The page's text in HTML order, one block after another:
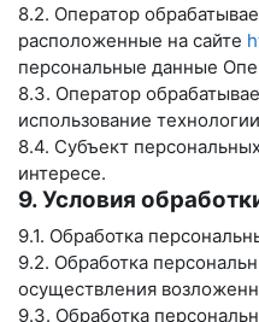
8.2. Оператор
расположенные на сайте
персональные данные
8.3. Оператор
использование
8.4. Субъект
интересе.
9. Условия
9.1. Обработка
9.2. Обработка
осуществления
9.3. Обработка